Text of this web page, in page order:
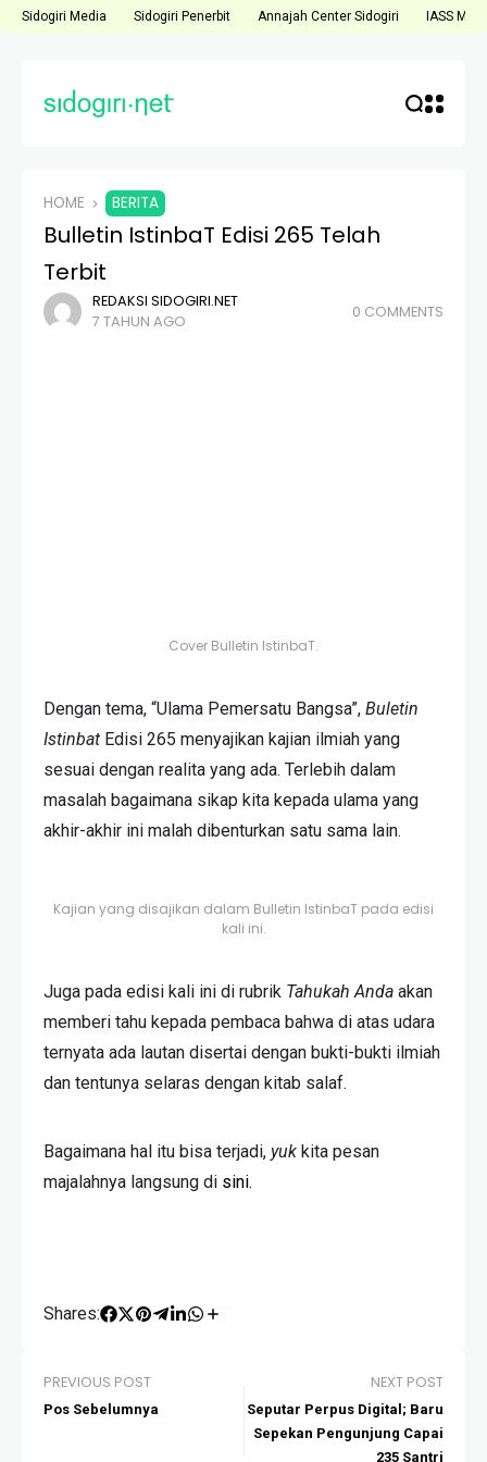
Sidogiri Media Sidogiri Penerbit Annajah Center Sidogiri IASS
HOME BERITA
Bulletin IstinbaT Edisi 265 Telah
Terbit
REDAKSI SIDOGIRI.NET
7 TAHUN AGO
0 COMMENTS
Cover Bulletin IstinbaT.
Dengan tema, “Ulama Pemersatu Bangsa”, Buletin
Istinbat Edisi 265 menyajikan kajian ilmiah yang
sesuai dengan realita yang ada. Terlebih dalam
masalah bagaimana sikap kita kepada ulama yang
akhir-akhir ini malah dibenturkan satu sama lain.
Kajian yang disajikan dalam Bulletin IstinbaT pada edisi
kali ini.
Juga pada edisi kali ini di rubrik Tahukah Anda akan
memberi tahu kepada pembaca bahwa di atas udara
ternyata ada lautan disertai dengan bukti-bukti ilmiah
dan tentunya selaras dengan kitab salaf.
Bagaimana hal itu bisa terjadi, yuk kita pesan
majalahnya langsung di sini.
Shares:
PREVIOUS POST
Pos Sebelumnya
NEXT POST
Seputar Perpus Digital; Baru
Sepekan Pengunjung Capai
235 Santri